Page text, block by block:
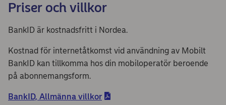
Priser och villkor
BankID är kostnadsfritt i Nordea.
Kostnad för internetåtkomst vid användning av Mobilt
BankID kan tillkomma hos din mobiloperatör beroende
på abonnemangsform.
BankID, Allmänna villkor